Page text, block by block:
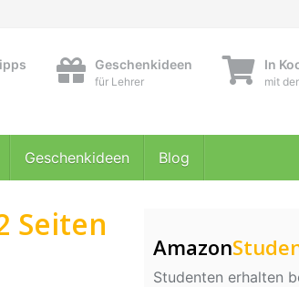
Geschenkideen
für Lehrer
In
mit
Geschenkideen Blog
Seiten
Amazon
Studenten erhalten